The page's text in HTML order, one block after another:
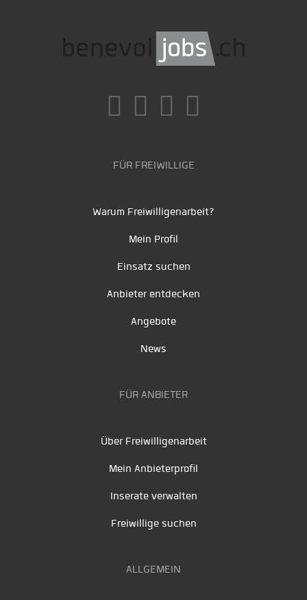
FÜR FREIWILLIGE
Warum Freiwilligenarbeit?
Mein Profil
Einsatz suchen
Anbieter entdecken
Angebote
News
FÜR ANBIETER
Über Freiwilligenarbeit
Mein Anbieterprofil
Inserate verwalten
Freiwillige suchen
ALLGEMEIN